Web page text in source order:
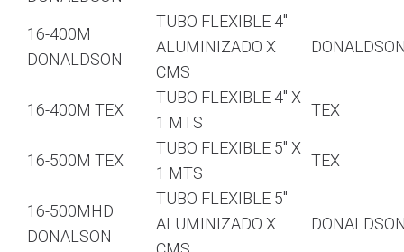
16-400M
DONALDSON
TUBO FLEXIBLE 4″
ALUMINIZADO X
CMS
16-400M TEX
TUBO FLEXIBLE 4″ X
1 MTS
TEX
16-500M TEX
TUBO FLEXIBLE 5″ X
1 MTS
TEX
16-500MHD
DONALSON
TUBO FLEXIBLE 5″
ALUMINIZADO X